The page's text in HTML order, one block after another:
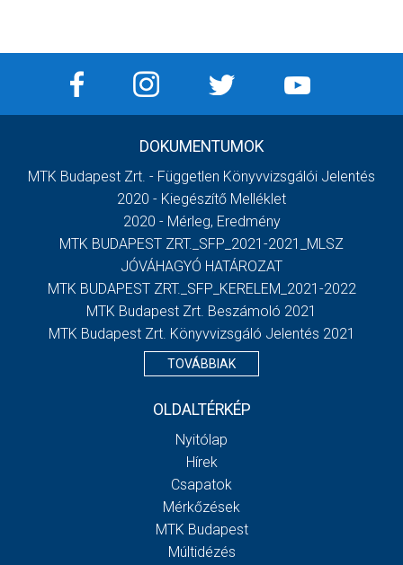
DOKUMENTUMOK
MTK Budapest Zrt. - Független Könyvvizsgálói Jelentés
2020 - Kiegészítő Melléklet
2020 - Mérleg, Eredmény
MTK BUDAPEST ZRT._SFP_2021-2021_MLSZ
JÓVÁHAGYÓ HATÁROZAT
MTK BUDAPEST ZRT._SFP_KERELEM_2021-2022
MTK Budapest Zrt. Beszámoló 2021
MTK Budapest Zrt. Könyvvizsgáló Jelentés 2021
TOVÁBBIAK
OLDALTÉRKÉP
Nyitólap
Hírek
Csapatok
Mérkőzések
MTK Budapest
Múltidézés